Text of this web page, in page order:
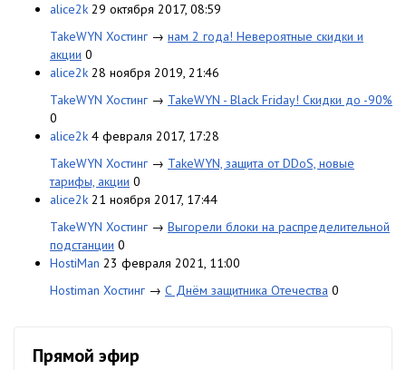
alice2k 29 октября 2017, 08:59
TakeWYN Хостинг → нам 2 года! Невероятные скидки и
акции 0
alice2k 28 ноября 2019, 21:46
TakeWYN Хостинг → TakeWYN - Black Friday! Скидки до -90%
0
alice2k 4 февраля 2017, 17:28
TakeWYN Хостинг → TakeWYN, защита от DDoS, новые
тарифы, акции 0
alice2k 21 ноября 2017, 17:44
TakeWYN Хостинг → Выгорели блоки на распределительной
подстанции 0
HostiMan 23 февраля 2021, 11:00
Hostiman Хостинг → С Днём защитника Отечества 0
Прямой эфир